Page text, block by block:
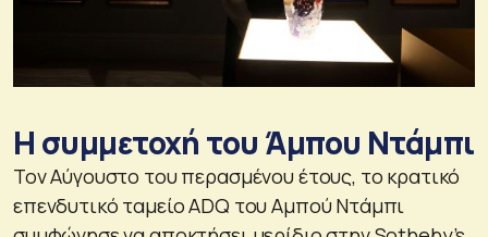
Η συμμετοχή του Άμπου Ντάμπι
Τον Αύγουστο του περασμένου έτους, το κρατικό
επενδυτικό ταμείο ADQ του Αμπού Ντάμπι